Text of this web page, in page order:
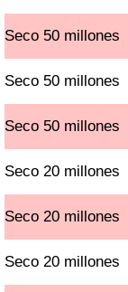
Seco 50 millones
Seco 50 millones
Seco 50 millones
Seco 20 millones
Seco 20 millones
Seco 20 millones